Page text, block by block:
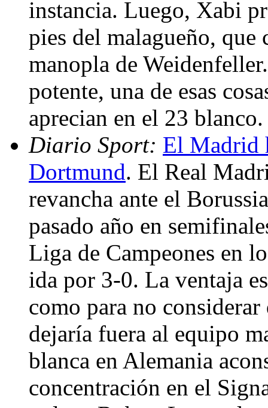
instancia. Luego, Xabi
pies del malagueño,
manopla de
potente, una de esas
aprecian en el 23
Diario Sport: El Madrid
Dortmund. El Real
revancha ante el
pasado año en
Liga de Campeones en
ida por 3-0. La ventaja
como para no
dejaría fuera al equipo
blanca en Alemania
concentración en el